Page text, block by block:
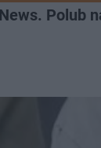
Polub